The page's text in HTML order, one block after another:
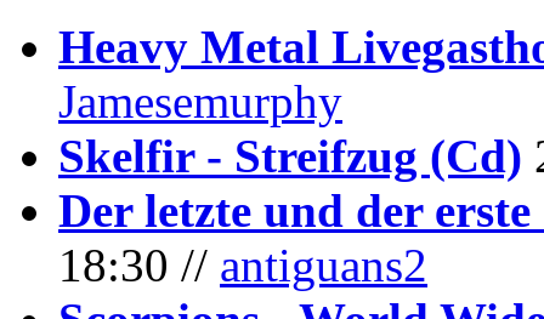
Heavy Metal
Jamesemurphy
Skelfir - Streifzug (Cd)
Der letzte und der erste
18:30 // antiguans2